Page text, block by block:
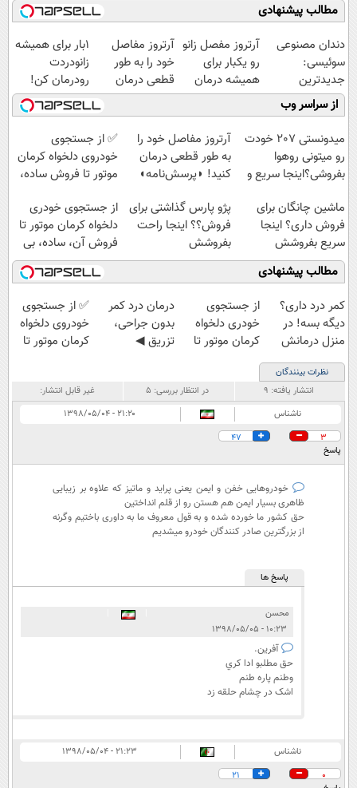
مطالب پیشنهادی
دندان مصنوعی
سوئیسی:
جدیدترین
فناوری اروپا،
سبک و مقاوم |
پرداخت قسطی
آرتروز مفصل زانو
رو یکبار برای
همیشه درمان
کن!
◗پرسش‌نامه◖
آرتروز مفاصل
خود را به طور
قطعی درمان
کنید!
◗پرسش‌نامه◖
1بار برای همیشه
زانودردت
رودرمان کن!
(تکنولوژی آلمان)
◂پرسشنامه▸
از سراسر وب
میدونستی 207 خودت
رو میتونی روهوا
بفروشی؟اینجا سریع و
آرتروز مفاصل خود را
به طور قطعی درمان
کنید! ◗پرسش‌نامه◖
✅ از جستجوی
خودروی دلخواه کرمان
موتور تا فروش ساده،
ماشین چانگان برای
فروش داری؟ اینجا
سریع بفروشش
پژو پارس گذاشتی برای
فروش؟؟ اینجا راحت
بفروشش
از جستجوی خودری
دلخواه کرمان موتور تا
فروش آن، ساده، بی
واسطه و مستقیم
مطالب پیشنهادی
کمر درد داری؟
دیگه بسه! در
منزل درمانش
کن
(◀پرسش‌نامه)
از جستجوی
خودری دلخواه
کرمان موتور تا
درمان درد کمر
بدون جراحی،
تزریق ◀
✅ از جستجوی
خودروی دلخواه
کرمان موتور تا
مستقیم
نظرات بینندگان
انتشار یافته: ۹ در انتظار بررسی: ۵
غیر قابل انتشار:
ناشناس
۲۱:۲۰ - ۱۳۹۸/۰۵/۰۴
3
47
پاسخ
خودروهایی خفن و ایمن یعنی پراید و ماتیز که علاوه بر زیبایی
ظاهری بسیار ایمن هم هستن رو از قلم انداختین
حق کشور ما خورده شده و به قول معروف ما به داوری باختیم وگرنه
از بزرگترین صادر کنندگان خودرو میشدیم
پاسخ ها
محسن
۱۰:۲۳ - ۱۳۹۸/۰۵/۰۵
آفرين.
حق مطلبو ادا کري
وطنم پاره طنم
اشک در چشام حلقه زد
ناشناس
۲۱:۲۳ - ۱۳۹۸/۰۵/۰۴
0
21